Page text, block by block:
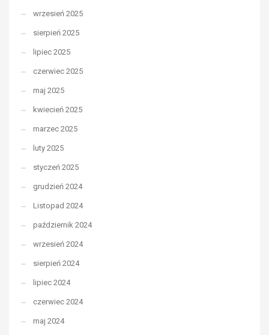
wrzesień 2025
sierpień 2025
lipiec 2025
czerwiec 2025
maj 2025
kwiecień 2025
marzec 2025
luty 2025
styczeń 2025
grudzień 2024
Listopad 2024
październik 2024
wrzesień 2024
sierpień 2024
lipiec 2024
czerwiec 2024
maj 2024